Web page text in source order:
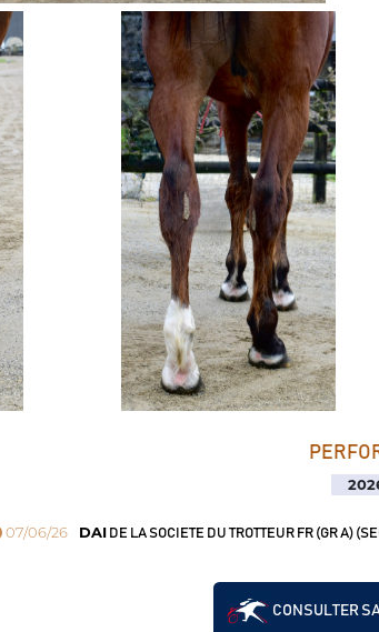
07/06/26 DAI DE LA SOCIETE DU TROTTEUR FR (GR A)
CONSULTER